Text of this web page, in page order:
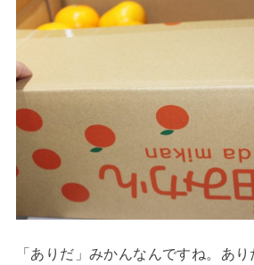
「ありだ」みかんなんですね。あ